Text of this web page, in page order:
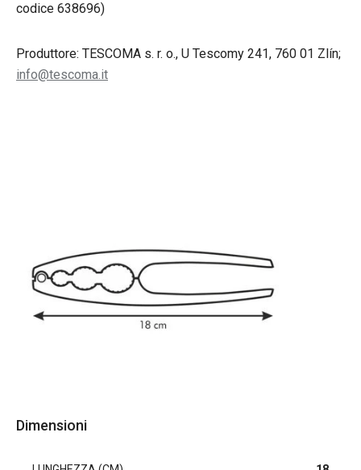
codice 638696)
Produttore: TESCOMA s. r. o., U Tescomy 241, 760 01 Zlín;
info@tescoma.it
Dimensioni